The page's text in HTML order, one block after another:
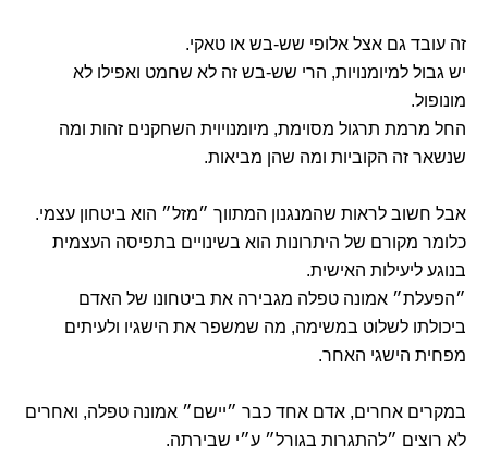
זה עובד גם אצל אלופי שש-בש או טאקי.
יש גבול למיומנויות, הרי שש-בש זה לא שחמט ואפילו לא
מונופול.
החל מרמת תרגול מסוימת, מיומנויוית השחקנים זהות ומה
שנשאר זה הקוביות ומה שהן מביאות.
אבל חשוב לראות שהמנגנון המתווך ״מזל״ הוא ביטחון עצמי.
כלומר מקורם של היתרונות הוא בשינויים בתפיסה העצמית
בנוגע ליעילות האישית.
״הפעלת״ אמונה טפלה מגבירה את ביטחונו של האדם
ביכולתו לשלוט במשימה, מה שמשפר את הישגיו ולעיתים
מפחית הישגי האחר.
במקרים אחרים, אדם אחד כבר ״יישם״ אמונה טפלה, ואחרים
לא רוצים ״להתגרות בגורל״ ע״י שבירתה.